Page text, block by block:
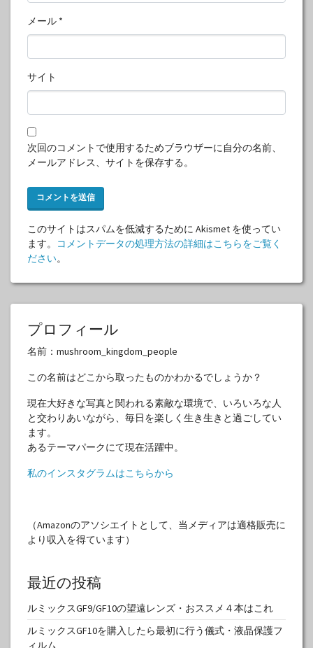
メール *
サイト
次回のコメントで使用するためブラウザーに自分の名前、
メールアドレス、サイトを保存する。
このサイトはスパムを低減するために Akismet を使ってい
ます。
コメントデータの処理方法の詳細はこちらをご覧く
ださい。
プロフィール
名前：mushroom_kingdom_people
この名前はどこから取ったものかわかるでしょうか？
現在大好きな写真と関われる素敵な環境で、いろいろな人
と交わりあいながら、毎日を楽しく生き生きと過ごしてい
ます。
あるテーマパークにて現在活躍中。
私のインスタグラムはこちらから
（Amazonのアソシエイトとして、当メディアは適格販売に
より収入を得ています）
最近の投稿
ルミックスGF9/GF10の望遠レンズ・おススメ４本はこれ
ルミックスGF10を購入したら最初に行う儀式・液晶保護フ
ィルム